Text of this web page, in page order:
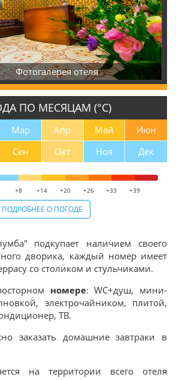
Фотогалерея отеля
ПО МЕСЯЦАМ (°С)
Мар Апр Май
Июн
Сен Окт Ноя Дек
+8 +14 +20 +26 +33 +39
ПОДРОБНЕЕ О ПОГОДЕ
подкупает наличием своего
дворика, каждый номер имеет
со столиком и стульчиками.
номере: WC+душ, мини-
электрочайником, плитой,
ТВ.
заказать домашние завтраки в
на территории всего отеля